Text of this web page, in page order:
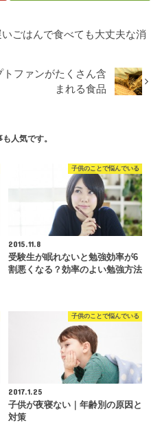
ごはんで食べても大丈夫な消
ファンがたくさん含
まれる食品
人気です。
子供のことで悩んでいる
2015.11.8
受験生が眠れないと勉強効率が6
割悪くなる？効率のよい勉強方法
子供のことで悩んでいる
2017.1.25
子供が夜寝ない｜年齢別の原因と
対策